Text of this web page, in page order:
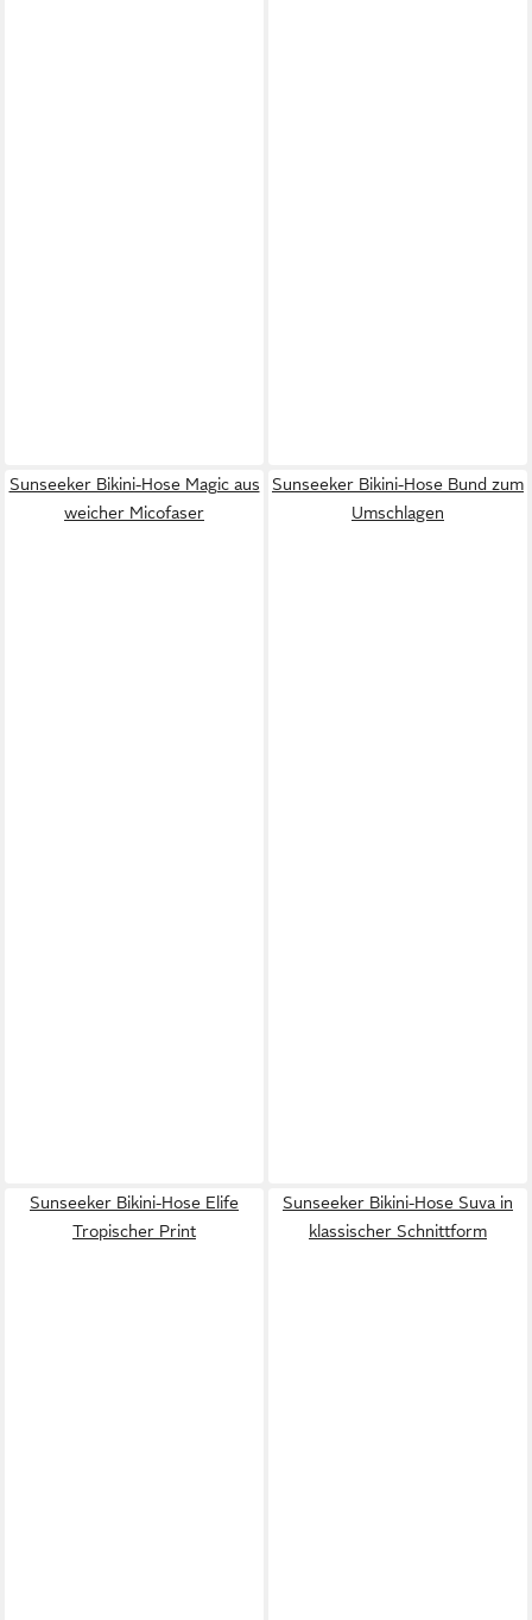
Sunseeker Bikini-Hose Magic aus
weicher Micofaser
Sunseeker Bikini-Hose Bund zum
Umschlagen
Sunseeker Bikini-Hose Elife
Tropischer Print
Sunseeker Bikini-Hose Suva in
klassischer Schnittform